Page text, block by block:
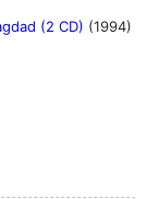
(2 CD) (1994)